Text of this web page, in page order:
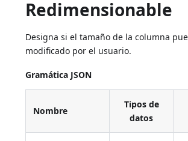
Redimensionable
Designa si el tamaño de la columna
modificado por el usuario.
Gramática JSON
Nombre
Tipos de
datos